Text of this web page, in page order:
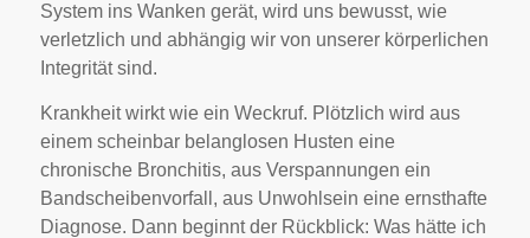
System ins Wanken gerät, wird uns bewusst, wie
verletzlich und abhängig wir von unserer körperlichen
Integrität sind.
Krankheit wirkt wie ein Weckruf. Plötzlich wird aus
einem scheinbar belanglosen Husten eine
chronische Bronchitis, aus Verspannungen ein
Bandscheibenvorfall, aus Unwohlsein eine ernsthafte
Diagnose. Dann beginnt der Rückblick: Was hätte ich